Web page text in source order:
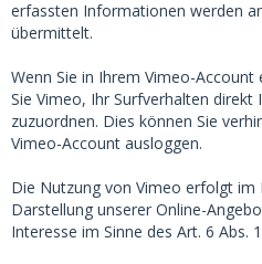
erfassten Informationen werden
übermittelt.
Wenn Sie in Ihrem Vimeo-
Sie Vimeo, Ihr Surfverhalten
zuzuordnen. Dies können Sie
Vimeo-Account ausloggen.
Die Nutzung von Vimeo erfolgt im
Darstellung unserer Online-
Interesse im Sinne des Art. 6 Abs.